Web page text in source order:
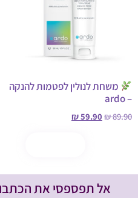
משחת לנולין לפטמות להנקה
– ardo
₪89.90
₪59.90
אל תפספסי את